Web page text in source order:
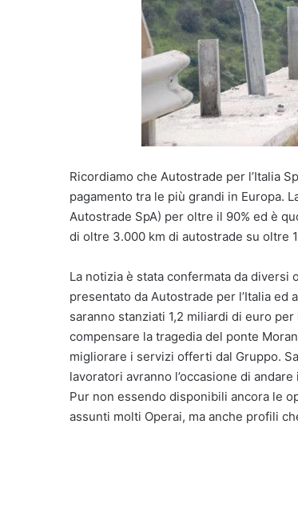
Ricordiamo che Autostrade per l’Italia
pagamento tra le più grandi in Europa.
Autostrade SpA) per oltre il 90% ed è
di oltre 3.000 km di autostrade su oltre
La notizia è stata confermata da
presentato da Autostrade per l’Italia
saranno stanziati 1,2 miliardi di euro
compensare la tragedia del ponte
migliorare i servizi offerti dal Gruppo.
lavoratori avranno l’occasione di
Pur non essendo disponibili ancora le
assunti molti Operai, ma anche profili